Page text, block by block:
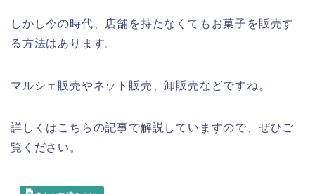
しかし今の時代、店舗を持たなくてもお菓子を販売す
る方法はあります。
マルシェ販売やネット販売、卸販売などですね。
詳しくはこちらの記事で解説していますので、ぜひご
覧ください。